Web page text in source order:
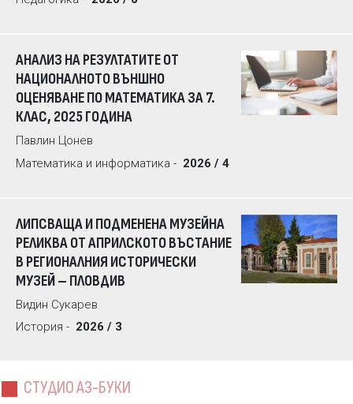
АНАЛИЗ НА РЕЗУЛТАТИТЕ ОТ
НАЦИОНАЛНОТО ВЪНШНО
ОЦЕНЯВАНЕ ПО МАТЕМАТИКА ЗА 7.
КЛАС, 2025 ГОДИНА
Павлин Цонев
Математика и информатика - 2026 / 4
ЛИПСВАЩА И ПОДМЕНЕНА МУЗЕЙНА
РЕЛИКВА ОТ АПРИЛСКОТО ВЪСТАНИЕ
В РЕГИОНАЛНИЯ ИСТОРИЧЕСКИ
МУЗЕЙ – ПЛОВДИВ
Видин Сукарев
История - 2026 / 3
СТУДИО АЗ-БУКИ